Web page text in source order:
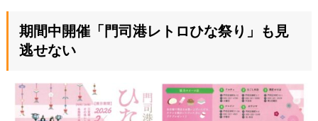
期間中開催「門司港レトロひな祭り」も見
逃せない